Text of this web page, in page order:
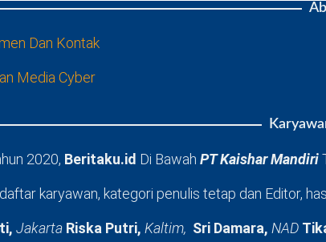
Dan Kontak
Media Cyber
2020, Beritaku.id Di Bawah PT Kaishar Mandiri
karyawan, kategori penulis tetap dan Editor,
Jakarta Riska Putri, Kaltim, Sri Damara, NAD